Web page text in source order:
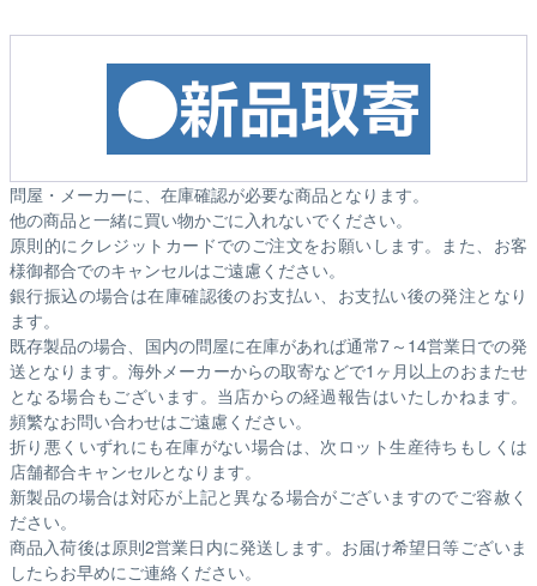
問屋・メーカーに、在庫確認が必要な商品となります。
他の商品と一緒に買い物かごに入れないでください。
原則的にクレジットカードでのご注文をお願いします。また、お客
様御都合でのキャンセルはご遠慮ください。
銀行振込の場合は在庫確認後のお支払い、お支払い後の発注となり
ます。
既存製品の場合、国内の問屋に在庫があれば通常7～14営業日での発
送となります。海外メーカーからの取寄などで1ヶ月以上のおまたせ
となる場合もございます。 当店からの経過報告はいたしかねます。
頻繁なお問い合わせはご遠慮ください。
折り悪くいずれにも在庫がない場合は、次ロット生産待ちもしくは
店舗都合キャンセルとなります。
新製品の場合は対応が上記と異なる場合がございますのでご容赦く
ださい。
商品入荷後は原則2営業日内に発送します。お届け希望日等ございま
したらお早めにご連絡ください。